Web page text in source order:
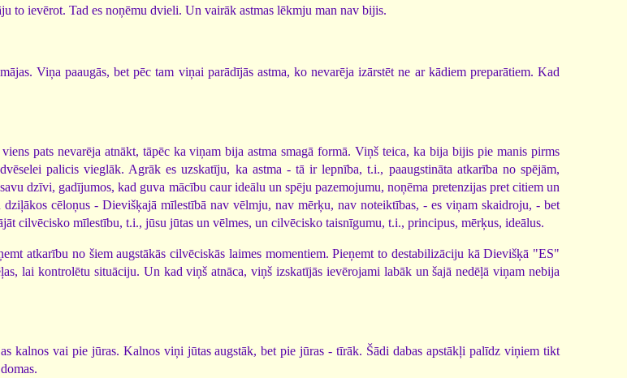
to ievērot. Tad es noņēmu dvieli. Un vairāk astmas lēkmju man nav bijis.
Viņa paaugās, bet pēc tam viņai parādījās astma, ko nevarēja izārstēt ne ar kādiem preparātiem. Kad
pats nevarēja atnākt, tāpēc ka viņam bija astma smagā formā. Viņš teica, ka bija bijis pie manis pirms
palicis vieglāk. Agrāk es uzskatīju, ka astma - tā ir lepnība, t.i., paaugstināta atkarība no spējām,
dzīvi, gadījumos, kad guva mācību caur ideālu un spēju pazemojumu, noņēma pretenzijas pret citiem un
cēloņus - Dievišķajā mīlestībā nav vēlmju, nav mērķu, nav noteiktības, - es viņam skaidroju, - bet
cilvēcisko mīlestību, t.i., jūsu jūtas un vēlmes, un cilvēcisko taisnīgumu, t.i., principus, mērķus, ideālus.
atkarību no šiem augstākās cilvēciskās laimes momentiem. Pieņemt to destabilizāciju kā Dievišķā "ES"
lai kontrolētu situāciju. Un kad viņš atnāca, viņš izskatījās ievērojami labāk un šajā nedēļā viņam nebija
kalnos vai pie jūras. Kalnos viņi jūtas augstāk, bet pie jūras - tīrāk. Šādi dabas apstākļi palīdz viņiem tikt